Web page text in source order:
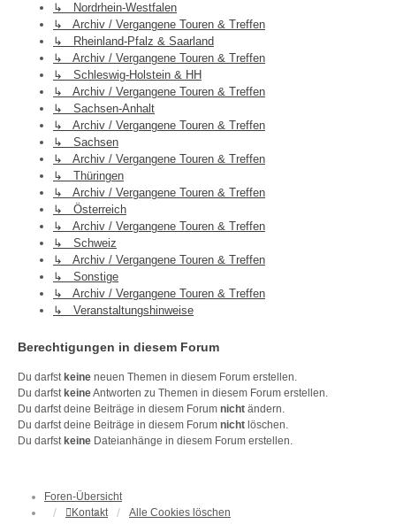
↳ Nordrhein-Westfalen
↳ Archiv / Vergangene Touren & Treffen
↳ Rheinland-Pfalz & Saarland
↳ Archiv / Vergangene Touren & Treffen
↳ Schleswig-Holstein & HH
↳ Archiv / Vergangene Touren & Treffen
↳ Sachsen-Anhalt
↳ Archiv / Vergangene Touren & Treffen
↳ Sachsen
↳ Archiv / Vergangene Touren & Treffen
↳ Thüringen
↳ Archiv / Vergangene Touren & Treffen
↳ Österreich
↳ Archiv / Vergangene Touren & Treffen
↳ Schweiz
↳ Archiv / Vergangene Touren & Treffen
↳ Sonstige
↳ Archiv / Vergangene Touren & Treffen
↳ Veranstaltungshinweise
Berechtigungen in diesem Forum
Du darfst keine neuen Themen in diesem Forum erstellen.
Du darfst keineAntworten zu Themen in diesem Forum erstellen.
Du darfst deine Beiträge in diesem Forum nicht ändern.
Du darfst deine Beiträge in diesem Forum nicht löschen.
Du darfst keine Dateianhänge in diesem Forum erstellen.
Foren-Übersicht
Kontakt
Alle Cookies löschen